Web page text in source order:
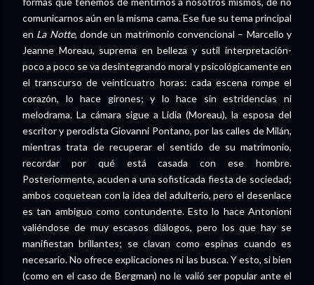
comunicarnos aún en la misma cama. Ese fue su tema principal
en La Notte, donde un matrimonio convencional – Marcello y
Jeanne Moreau, suprema en belleza y sutil interpretación-
poco a poco se va desintegrando moral y psicológicamente en
el transcurso de veinticuatro horas: cada escena rompe el
corazón, lo hace girones; y lo hace sin estridencias ni
melodrama. La cámara sigue a Lidia (Moreau), la esposa del
escritor y perodista Giovanni Pontano, por las calles de Milán,
mientras trata de recuperar el sentido de su matrimonio,
recordar por qué está casada con ese hombre.
Posteriormente, acuden a una sofisticada fiesta de sociedad;
ambos coquetean con la idea del adulterio, pero el desenlace
es tan ambiguo como contundente. Esto lo hace Antonioni
valiéndose de muy escasos diálogos, pero los que hay se
manifiestan brillantes; se clavan como espinas cuando es
necesario. No ofrece explicaciones ni las busca. Y esto, si bien
(como en el caso de Bergman) no le valió ser popular ante el